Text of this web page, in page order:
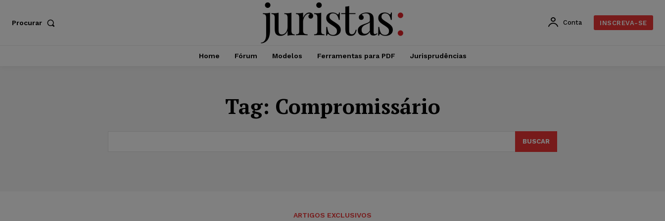
Procurar Conta INSCREVA-SE
Home Fórum Modelos Ferramentas para PDF Jurisprudências
Tag: Compromissário
BUSCAR
ARTIGOS EXCLUSIVOS